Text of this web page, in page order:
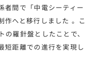
者間で「中電シーティー
作へと移行しました 。こ
羅針盤としたことで、
短距離での進行を実現し